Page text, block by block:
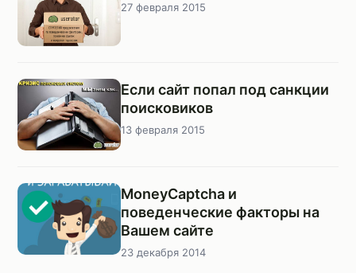
27 февраля 2015
Если сайт попал под санкции
поисковиков
13 февраля 2015
MoneyCaptcha и
поведенческие факторы на
Вашем сайте
23 декабря 2014